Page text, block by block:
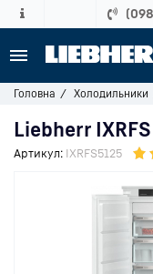
Головна Холодильники
Liebherr
Артикул: IXRFS5125